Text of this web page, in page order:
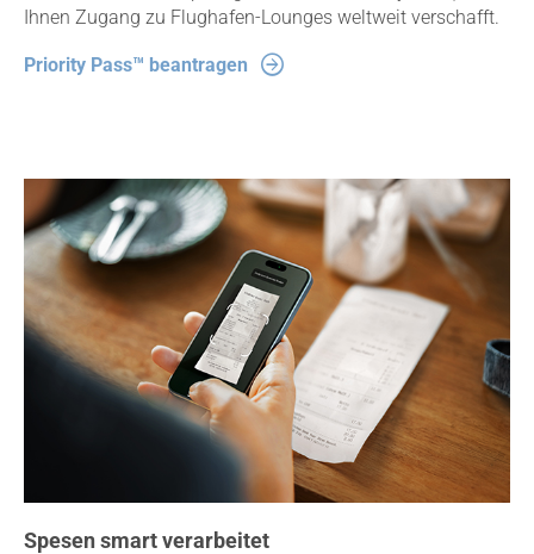
Ihnen Zugang zu Flughafen-Lounges weltweit verschafft.
Priority Pass™ beantragen
Spesen smart verarbeitet